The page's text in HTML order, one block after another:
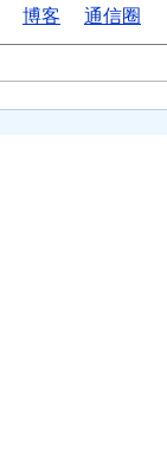
博客 通信圈